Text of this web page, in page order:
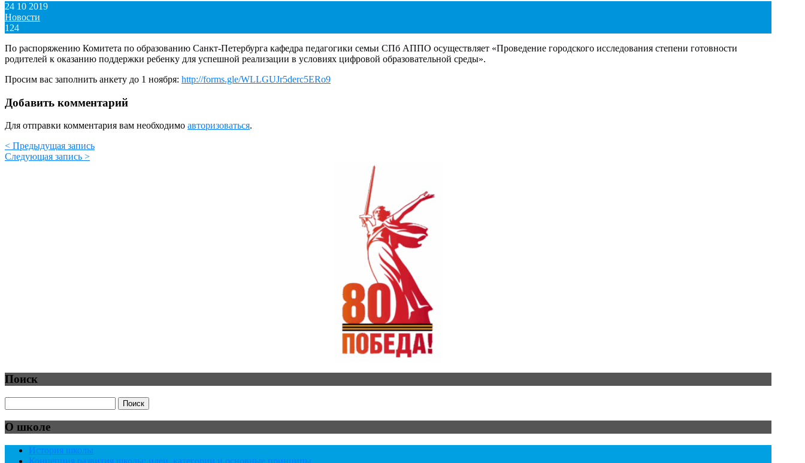
24 10 2019
Новости
124
По распоряжению Комитета по образованию Санкт-Петербурга кафедра педагогики семьи СПб АППО осуществляет «Проведение городского исследования степени готовности
родителей к оказанию поддержки ребенку для успешной реализации в условиях цифровой образовательной среды».
Просим вас заполнить анкету до 1 ноября: http://forms.gle/WLLGUJr5derc5ERo9
Добавить комментарий
Для отправки комментария вам необходимо авторизоваться.
< Предыдущая запись
Следующая запись >
Поиск
О школе
История школы